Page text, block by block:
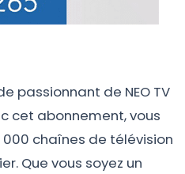
passionnant de NEO TV
cet abonnement, vous
chaînes de télévision
Que vous soyez un